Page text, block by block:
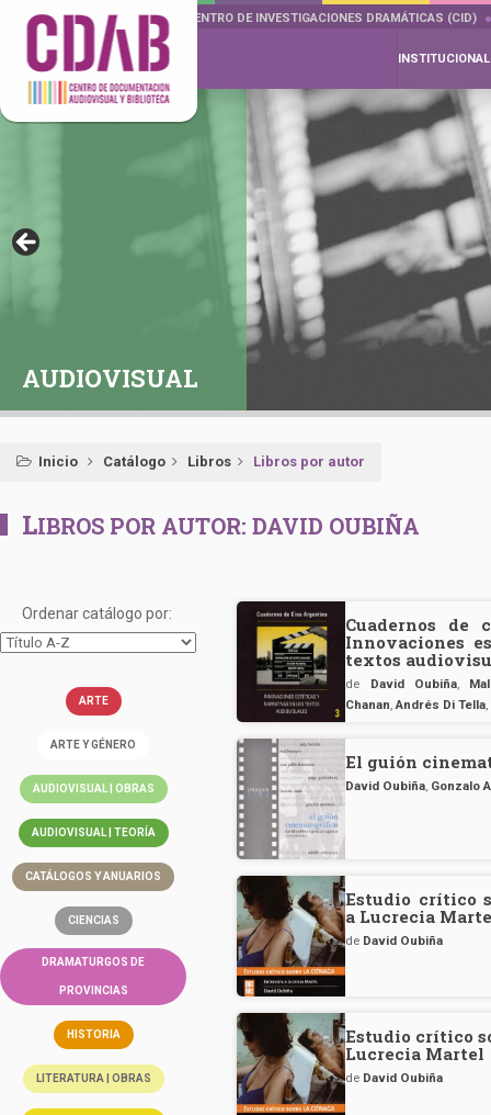
DOCUMENTA DRAMÁTICAS CENTRO DE INVESTIGACIONES DRAMÁTICAS (CID)
INSTITUCIONAL
AUDIOVISUAL
Inicio Catálogo Libros Libros por autor
LIBROS POR AUTOR: DAVID OUBIÑA
Ordenar catálogo por:
ARTE
ARTE Y GÉNERO
AUDIOVISUAL | OBRAS
AUDIOVISUAL | TEORÍA
CATÁLOGOS Y ANUARIOS
CIENCIAS
DRAMATURGOS DE
PROVINCIAS
HISTORIA
LITERATURA | OBRAS
Cuadernos de
Innovaciones
textos
de David Oubiña,
Chanan,Andrés Di Tella,
El guión
David Oubiña, Gonzalo
Estudio crítico
a Lucrecia
de David Oubiña
Estudio crítico
Lucrecia Martel
de David Oubiña